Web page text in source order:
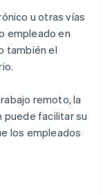
u otras vías
empleado en
también el
remoto, la
puede facilitar su
los empleados